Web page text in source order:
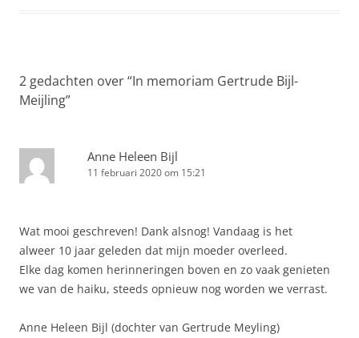
2 gedachten over “In memoriam Gertrude Bijl-
Meijling”
Anne Heleen Bijl
11 februari 2020 om 15:21
Wat mooi geschreven! Dank alsnog! Vandaag is het
alweer 10 jaar geleden dat mijn moeder overleed.
Elke dag komen herinneringen boven en zo vaak genieten
we van de haiku, steeds opnieuw nog worden we verrast.
Anne Heleen Bijl (dochter van Gertrude Meyling)